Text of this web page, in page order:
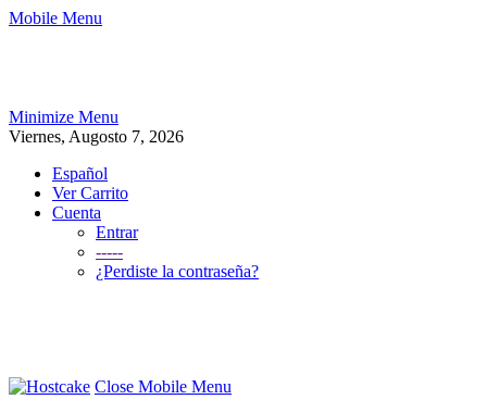
Mobile Menu
Minimize Menu
Viernes, Augosto 7, 2026
Español
Ver Carrito
Cuenta
Entrar
-----
¿Perdiste la contraseña?
Close Mobile Menu